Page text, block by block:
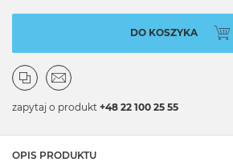
DO KOSZYKA
zapytaj o produkt +48 22 100 25 55
OPIS PRODUKTU